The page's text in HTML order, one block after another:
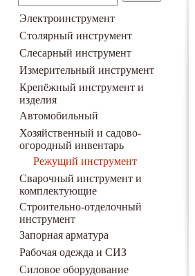
Электроинструмент
Столярный инструмент
Слесарный инструмент
Измерительный инструмент
Крепёжный инструмент и
изделия
Автомобильный
Хозяйственный и садово-
огородный инвентарь
Режущий инструмент
Сварочный инструмент и
комплектующие
Строительно-отделочный
инструмент
Запорная арматура
Рабочая одежда и СИЗ
Силовое оборудование